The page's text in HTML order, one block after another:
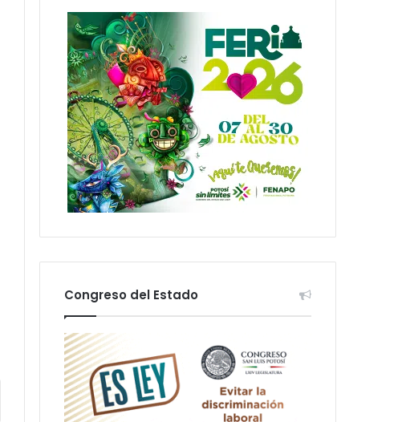
Congreso del Estado